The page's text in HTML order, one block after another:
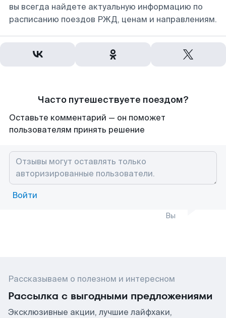
вы всегда найдете актуальную информацию по
расписанию поездов РЖД, ценам и направлениям.
Часто путешествуете поездом?
Оставьте комментарий — он поможет
пользователям принять решение
Войти
Вы
Рассказываем о полезном и интересном
Рассылка с выгодными предложениями
Эксклюзивные акции, лучшие лайфхаки,